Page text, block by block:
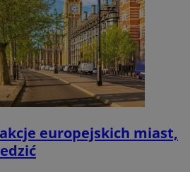
europejskich miast,